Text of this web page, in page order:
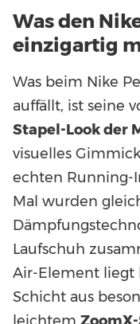
Was den
einzigartig
Was beim Nike
auffällt, ist seine
Stapel-Look der
visuelles
echten Running-
Mal wurden
Laufschuh
Air-Element liegt
Schicht aus